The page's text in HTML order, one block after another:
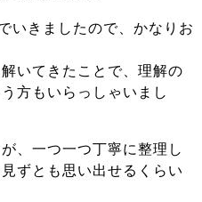
いきましたので、かなりお
いてきたことで、理解の
方もいらっしゃいまし
、一つ一つ丁寧に整理し
ずとも思い出せるくらい